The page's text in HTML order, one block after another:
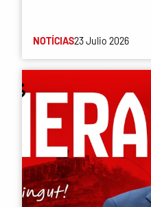
NOTÍCIAS23 Julio 2026